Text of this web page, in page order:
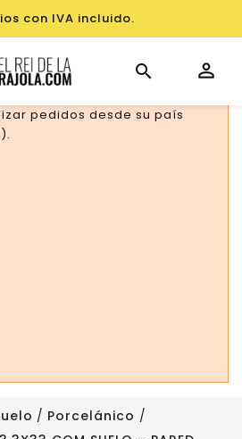
con IVA incluido.
pedidos desde su país
Porcelánico